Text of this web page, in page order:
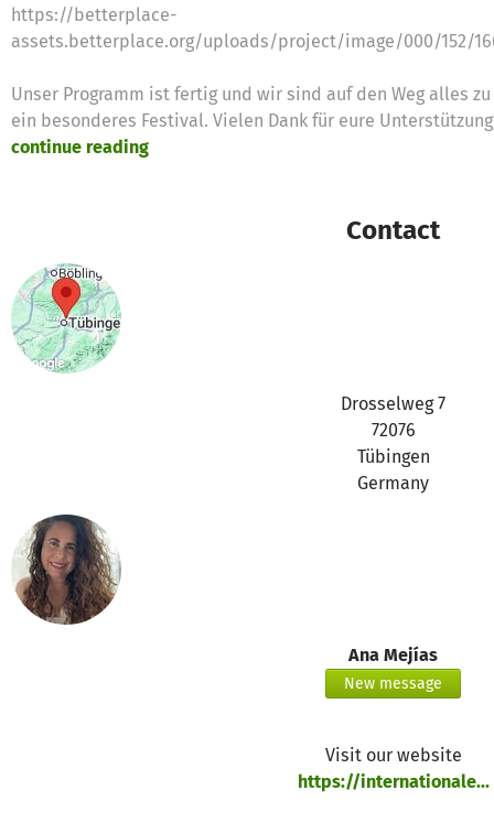
https://betterplace-
assets.betterplace.org/uploads/project/image/000/152/
Unser Programm ist fertig und wir sind auf den Weg alles
ein besonderes Festival. Vielen Dank für eure
continue reading
Contact
Drosselweg 7
72076
Tübingen
Germany
Ana Mejías
New message
Visit our website
https://internationale...